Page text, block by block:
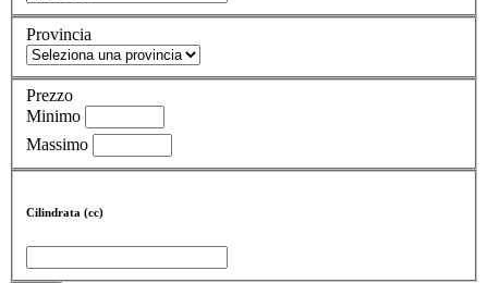
Provincia
Prezzo
Minimo
Massimo
Cilindrata (cc)